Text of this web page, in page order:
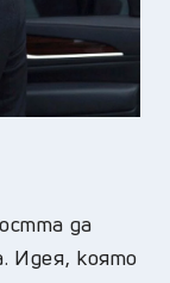
да
Идея, която